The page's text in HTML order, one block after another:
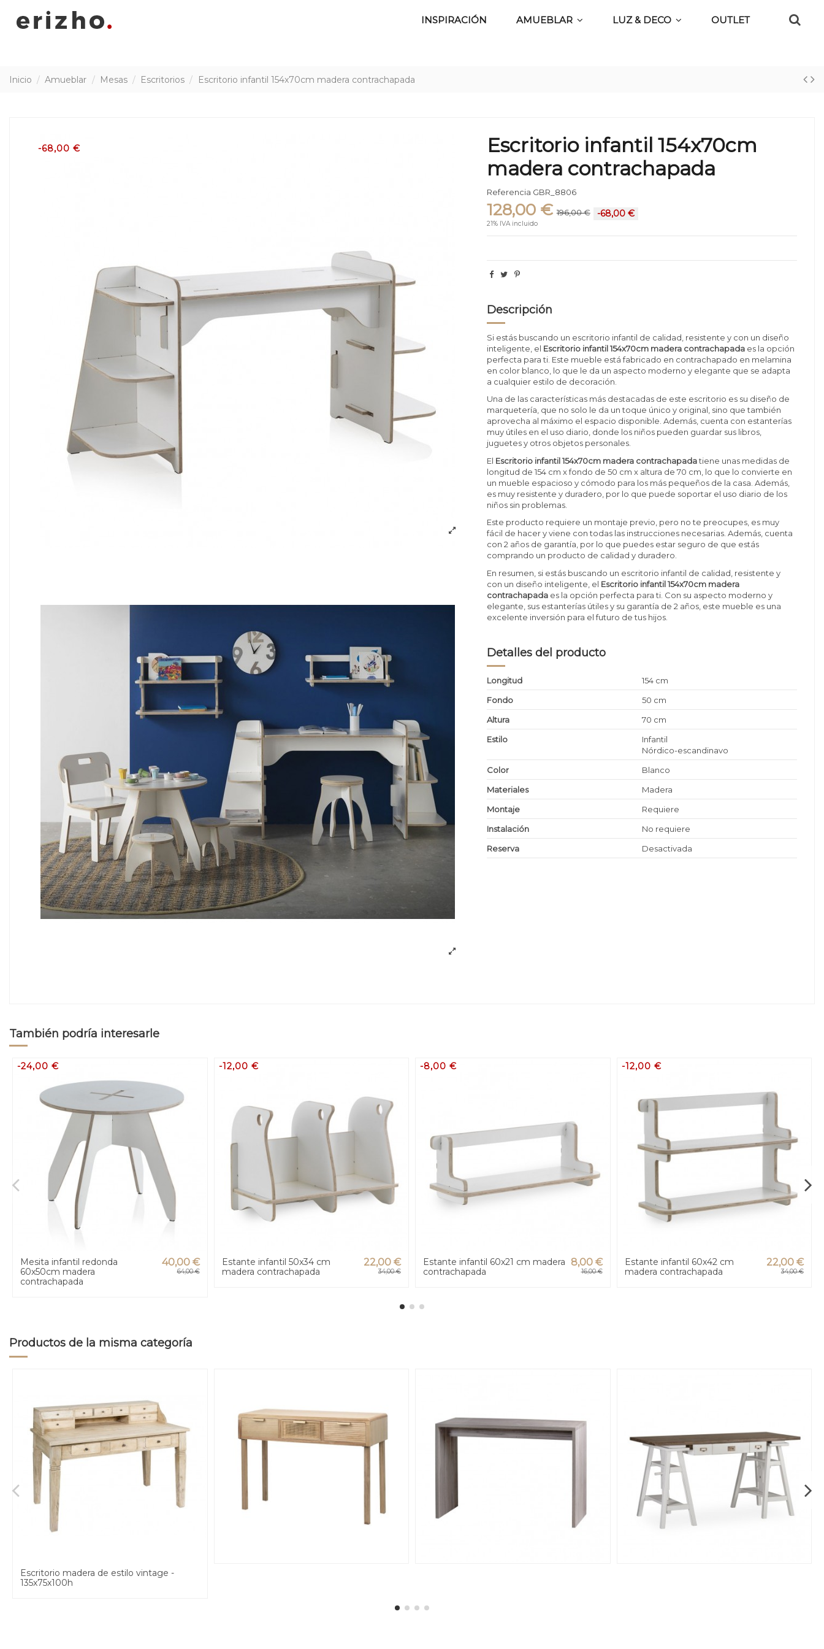
INSPIRACIÓN AMUEBLAR LUZ & DECO OUTLET
Inicio Amueblar Mesas Escritorios Escritorio infantil 154x70cm madera contrachapada
-68,00 €
Escritorio infantil 154x70cm
madera contrachapada
Referencia GBR_8806
128,00 € 196,00 € -68,00 €
21% IVA incluido
Descripción
Si estás buscando un escritorio infantil de calidad, resistente y con un diseño
inteligente, el Escritorio infantil 154x70cm madera contrachapada es la opción
perfecta para ti. Este mueble está fabricado en contrachapado en melamina
en color blanco, lo que le da un aspecto moderno y elegante que se adapta
a cualquier estilo de decoración.
Una de las características más destacadas de este escritorio es su diseño de
marquetería, que no solo le da un toque único y original, sino que también
aprovecha al máximo el espacio disponible. Además, cuenta con estanterías
muy útiles en el uso diario, donde los niños pueden guardar sus libros,
juguetes y otros objetos personales.
El Escritorio infantil 154x70cm madera contrachapadatiene unas medidas de
longitud de 154 cm x fondo de 50 cm x altura de 70 cm, lo que lo convierte en
un mueble espacioso y cómodo para los más pequeños de la casa. Además,
es muy resistente y duradero, por lo que puede soportar el uso diario de los
niños sin problemas.
Este producto requiere un montaje previo, pero no te preocupes, es muy
fácil de hacer y viene con todas las instrucciones necesarias. Además, cuenta
con 2 años de garantía, por lo que puedes estar seguro de que estás
comprando un producto de calidad y duradero.
En resumen, si estás buscando un escritorio infantil de calidad, resistente y
con un diseño inteligente, el Escritorio infantil 154x70cm madera
contrachapada es la opción perfecta para ti. Con su aspecto moderno y
elegante, sus estanterías útiles y su garantía de 2 años, este mueble es una
excelente inversión para el futuro de tus hijos.
Detalles del producto
Longitud
154 cm
Fondo
50 cm
Altura
70 cm
Estilo
Infantil
Nórdico-escandinavo
Color
Blanco
Materiales
Madera
Montaje
Requiere
Instalación
No requiere
Reserva
Desactivada
También podría interesarle
-24,00 €
Mesita infantil redonda
60x50cm madera
contrachapada
40,00 €
64,00 €
-12,00 €
Estante infantil 50x34 cm
madera contrachapada
22,00 €
34,00 €
-8,00 €
Estante infantil 60x21 cm madera
contrachapada
8,00 €
16,00 €
-12,00 €
Estante infantil 60x42 cm
madera contrachapada
22,00 €
34,00 €
Productos de la misma categoría
Escritorio madera de estilo vintage -
135x75x100h